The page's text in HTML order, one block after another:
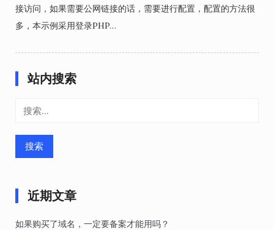
接访问，如果需要公网链接的话，需要进行配置，配置的方法很
多，本示例采用登录PHP…
站内搜索
近期文章
如果购买了域名，一定要备案才能用吗？